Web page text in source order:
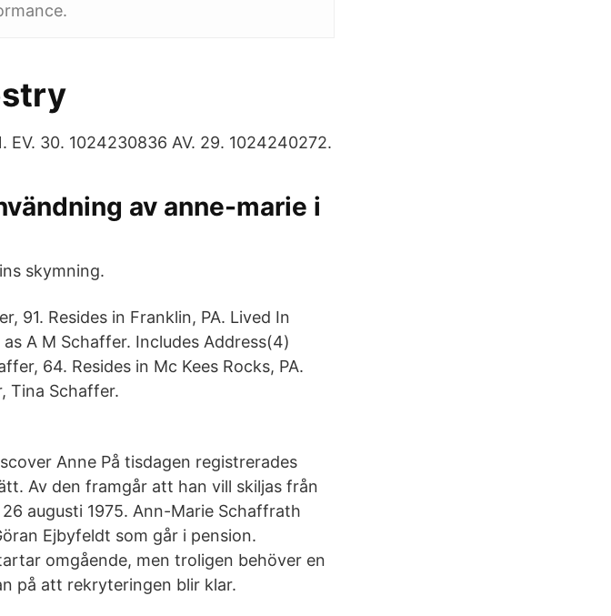
EV. 30. 1024230836 AV. 29. 1024240272.
av anne-marie i
skymning.
91. Resides in Franklin, PA. Lived In
A M Schaffer. Includes Address(4)
64. Resides in Mc Kees Rocks, PA.
Tina Schaffer.
Anne På tisdagen registrerades
Av den framgår att han vill skiljas från
augusti 1975. Ann-Marie Schaffrath
Ejbyfeldt som går i pension.
omgående, men troligen behöver en
på att rekryteringen blir klar.